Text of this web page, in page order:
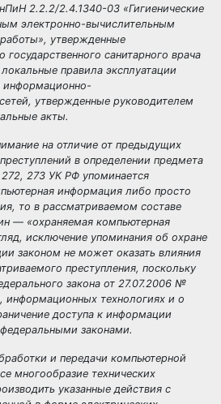
2.2.2/2.4.1340-03 «Гигиенические
электронно-вычислительным
утвержденные
государственного санитарного врача
правила эксплуатации
информационно-
утвержденные руководителем
акты.
на отличие от предыдущих
в определении предмета
272, 273 УК РФ упоминается
информация либо просто
то в рассматриваемом составе
— «охраняемая компьютерная
исключение упоминания об охране
законом не может оказать влияния
преступления, поскольку
закона от 27.07.2006 №
технологиях и о
доступа к информации
законами.
и передачи компьютерной
многообразие технических
указанные действия с